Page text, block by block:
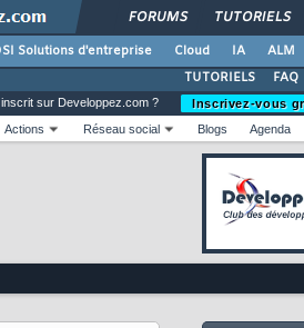
FORUMS TUTORIELS
Solutions d'entreprise Cloud IA ALM
TUTORIELS
FAQ
sur Developpez.com ?
Inscrivez-vous
Actions Réseau social Blogs Agenda